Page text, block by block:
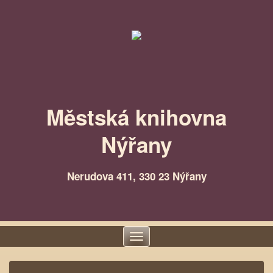
Městská knihovna
Nýřany
Nerudova 411, 330 23 Nýřany
Toggle
navigation